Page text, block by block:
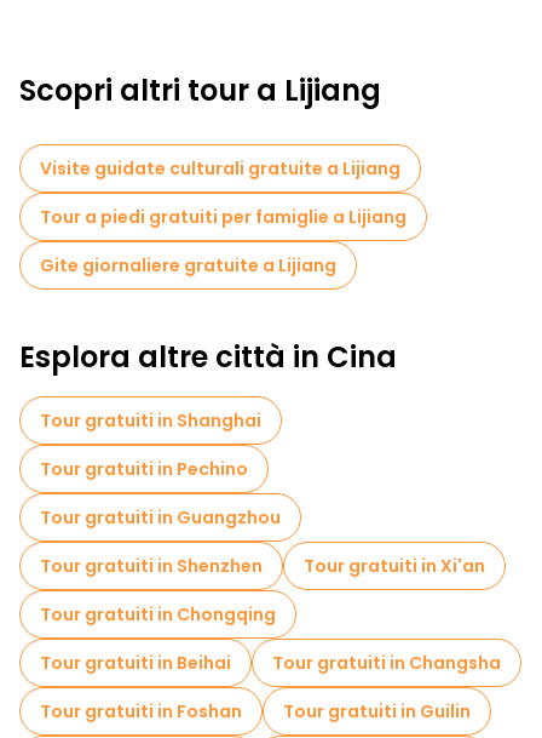
Scopri altri tour a Lijiang
Visite guidate culturali gratuite a Lijiang
Tour a piedi gratuiti per famiglie a Lijiang
Gite giornaliere gratuite a Lijiang
Esplora altre città in Cina
Tour gratuiti in Shanghai
Tour gratuiti in Pechino
Tour gratuiti in Guangzhou
Tour gratuiti in Shenzhen
Tour gratuiti in Xi'an
Tour gratuiti in Chongqing
Tour gratuiti in Beihai
Tour gratuiti in Changsha
Tour gratuiti in Foshan
Tour gratuiti in Guilin